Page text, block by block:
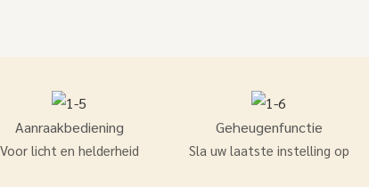
Aanraakbediening
Voor licht en helderheid
Geheugenfunctie
Sla uw laatste instelling op